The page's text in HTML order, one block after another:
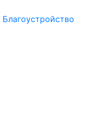
Благоустройство